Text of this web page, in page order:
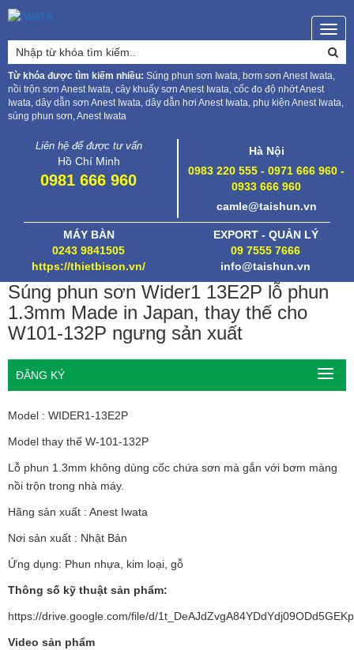
Từ khóa được tìm kiếm nhiều: Súng phun sơn Iwata, bơm sơn Anest Iwata,
nồi trộn sơn Anest Iwata, cây khuấy sơn Anest Iwata, cốc đo độ nhớt Anest
Iwata, dây dẫn sơn Anest Iwata, dây dẫn hơi Anest Iwata, phụ kiện Anest Iwata,
súng phun sơn, Anest Iwata
Liên hệ để được tư vấn
Hồ Chí Minh
0981 666 960
Hà Nội
0983 220 555 - 0971 666 960 -
0933 666 960
camle@taishun.vn
MÁY BÀN
0243 9841505
https://thietbison.vn/
EXPORT - QUẢN LÝ
09 7555 7666
info@taishun.vn
Súng phun sơn Wider1 13E2P lỗ phun
1.3mm Made in Japan, thay thế cho
W101-132P ngưng sản xuất
ĐĂNG KÝ
Model : WIDER1-13E2P
Model thay thế W-101-132P
Lỗ phun 1.3mm không dùng cốc chứa sơn mà gắn với bơm màng
nồi trộn trong nhà máy.
Hãng sản xuất : Anest Iwata
Nơi sản xuất : Nhật Bản
Ứng dụng: Phun nhựa, kim loại, gỗ
Thông số kỹ thuật sản phẩm:
https://drive.google.com/file/d/
Video sản phẩm